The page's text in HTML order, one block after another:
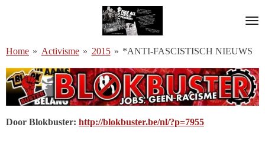
de
hoofdinhoud
Home » Activisme » 2015 » *ANTI-FASCISTISCH NIEUWS
Door Blokbuster: http://blokbuster.be/nl/?p=7955